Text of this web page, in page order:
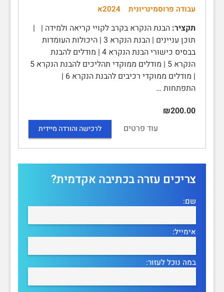
עבודה פרוסמינריונית 2024א
תקציר: הבנת הנקרא בקרב לקויי קריאה ולמידה | |
תוכן עניינים | הבנת הנקרא 3 | היכולות העומדות
בבסיס כישורי הבנת הנקרא 4 | מודלים להבנת
הנקרא 5 | מודלים ממוקדי תהליכים להבנת הנקרא 5
| מודלים ממוקדי רכיבים להבנת הנקרא 6 |
התפתחות …
₪200.00
עוד פרטים
לרכישה והורדה מיידית
צריכים עזרה בכתיבה אקדמית?
שם:
אימייל:
במה נוכל לעזור: